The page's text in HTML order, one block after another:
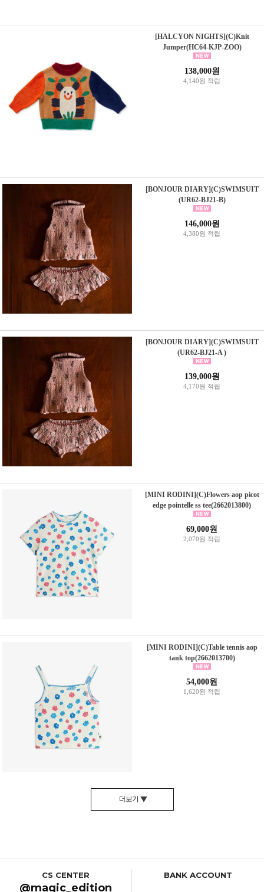
[HALCYON NIGHTS](C)Knit
Jumper(HC64-KJP-ZOO)
138,000원
4,140원 적립
[BONJOUR DIARY](C)SWIMSUIT
(UR62-BJ21-B)
146,000원
4,380원 적립
[BONJOUR DIARY](C)SWIMSUIT
(UR62-BJ21-A )
139,000원
4,170원 적립
[MINI RODINI](C)Flowers aop picot
edge pointelle ss tee(2662013800)
69,000원
2,070원 적립
[MINI RODINI](C)Table tennis aop
tank top(2662013700)
54,000원
1,620원 적립
더보기 ▼
CS CENTER
@magic_edition
BANK ACCOUNT